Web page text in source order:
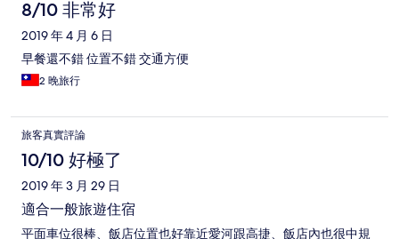
8/10 非常好
2019 年 4 月 6 日
早餐還不錯 位置不錯 交通方便
2 晚旅行
旅客真實評論
10/10 好極了
2019 年 3 月 29 日
適合一般旅遊住宿
平面車位很棒、飯店位置也好靠近愛河跟高捷、飯店內也很中規